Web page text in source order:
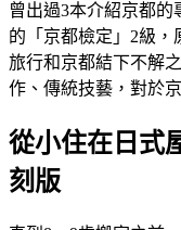
曾出過3本介紹京都的
的「京都檢定」2級
旅行和京都結下不解
作、傳統技藝，對於
從小住在日式
刻版